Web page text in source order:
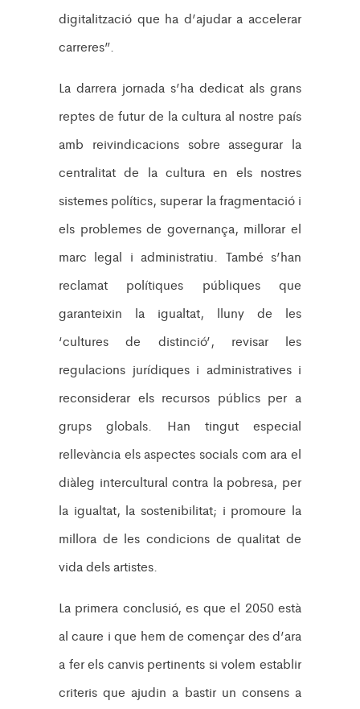
digitalització que ha d’ajudar a accelerar
carreres”.
La darrera jornada s’ha dedicat als grans
reptes de futur de la cultura al nostre país
amb reivindicacions sobre assegurar la
centralitat de la cultura en els nostres
sistemes polítics, superar la fragmentació i
els problemes de governança, millorar el
marc legal i administratiu. També s’han
reclamat polítiques públiques que
garanteixin la igualtat, lluny de les
‘cultures de distinció’, revisar les
regulacions jurídiques i administratives i
reconsiderar els recursos públics per a
grups globals. Han tingut especial
rellevància els aspectes socials com ara el
diàleg intercultural contra la pobresa, per
la igualtat, la sostenibilitat; i promoure la
millora de les condicions de qualitat de
vida dels artistes.
La primera conclusió, es que el 2050 està
al caure i que hem de començar des d’ara
a fer els canvis pertinents si volem establir
criteris que ajudin a bastir un consens a